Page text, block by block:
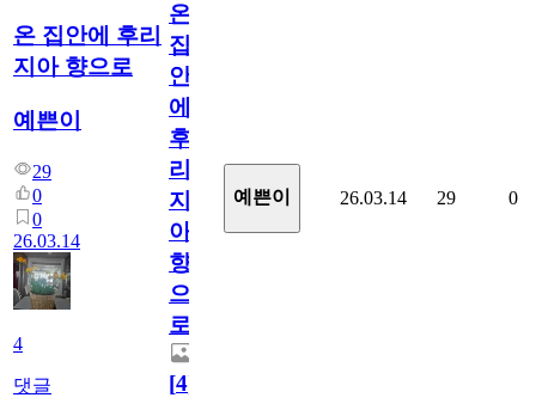
온 집안에 후리
지아 향으로
예쁜이
29
0
0
26.03.14
4
댓글
온
집
안
에
후
리
지
아
향
으
로
[4]
예쁜이 26.03.14 29 0